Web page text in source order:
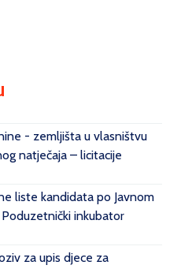
- zemljišta u vlasništvu
natječaja – licitacije
liste kandidata po Javnom
inkubator
za upis djece za